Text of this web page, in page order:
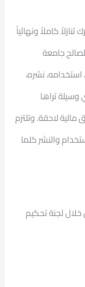
كاملاً ونهائياً
جامعة
نشره،
وسيلة تراها
لاحقة. وتلتزم
والنشر كلما
خلال لجنة تحكيم